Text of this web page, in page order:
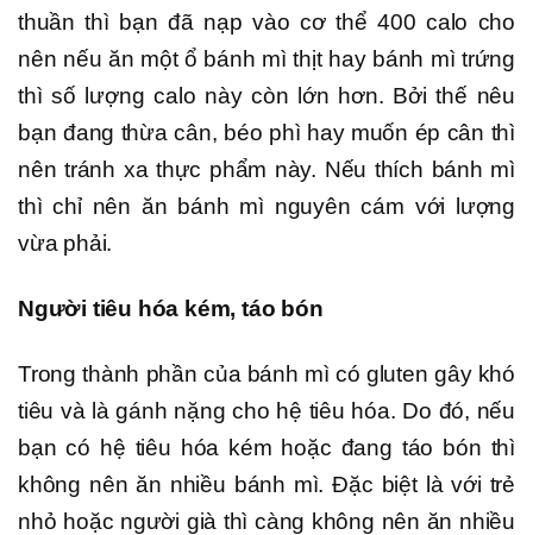
thuần thì bạn đã nạp vào cơ thể 400 calo cho
nên nếu ăn một ổ bánh mì thịt hay bánh mì trứng
thì số lượng calo này còn lớn hơn. Bởi thế nêu
bạn đang thừa cân, béo phì hay muốn ép cân thì
nên tránh xa thực phẩm này. Nếu thích bánh mì
thì chỉ nên ăn bánh mì nguyên cám với lượng
vừa phải.
Người tiêu hóa kém, táo bón
Trong thành phần của bánh mì có gluten gây khó
tiêu và là gánh nặng cho hệ tiêu hóa. Do đó, nếu
bạn có hệ tiêu hóa kém hoặc đang táo bón thì
không nên ăn nhiều bánh mì. Đặc biệt là với trẻ
nhỏ hoặc người già thì càng không nên ăn nhiều